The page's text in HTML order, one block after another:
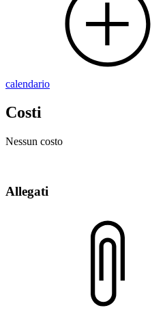
calendario
Costi
Nessun costo
Allegati